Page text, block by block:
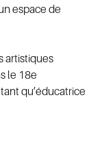
espace de
artistiques
le 18e
qu’éducatrice